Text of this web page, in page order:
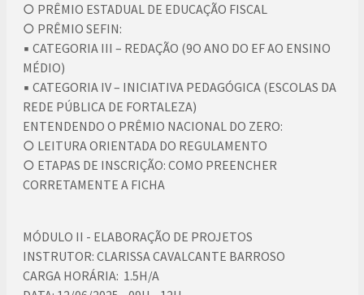
○ PRÊMIO ESTADUAL DE EDUCAÇÃO FISCAL
○ PRÊMIO SEFIN:
▪ CATEGORIA III – REDAÇÃO (9O ANO DO EF AO ENSINO
MÉDIO)
▪ CATEGORIA IV – INICIATIVA PEDAGÓGICA (ESCOLAS DA
REDE PÚBLICA DE FORTALEZA)
ENTENDENDO O PRÊMIO NACIONAL DO ZERO:
○ LEITURA ORIENTADA DO REGULAMENTO
○ ETAPAS DE INSCRIÇÃO: COMO PREENCHER
CORRETAMENTE A FICHA
MÓDULO II - ELABORAÇÃO DE PROJETOS
INSTRUTOR: CLARISSA CAVALCANTE BARROSO
CARGA HORÁRIA: 1.5H/A